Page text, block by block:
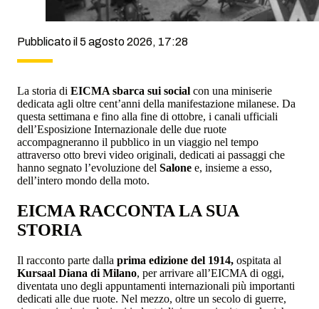
Pubblicato il 5 agosto 2026, 17:28
La storia di EICMA sbarca sui social con una miniserie
dedicata agli oltre cent’anni della manifestazione milanese. Da
questa settimana e fino alla fine di ottobre, i canali ufficiali
dell’Esposizione Internazionale delle due ruote
accompagneranno il pubblico in un viaggio nel tempo
attraverso otto brevi video originali, dedicati ai passaggi che
hanno segnato l’evoluzione del Salone e, insieme a esso,
dell’intero mondo della moto.
EICMA RACCONTA LA SUA
STORIA
Il racconto parte dalla prima edizione del 1914, ospitata al
Kursaal Diana di Milano, per arrivare all’EICMA di oggi,
diventata uno degli appuntamenti internazionali più importanti
dedicati alle due ruote. Nel mezzo, oltre un secolo di guerre,